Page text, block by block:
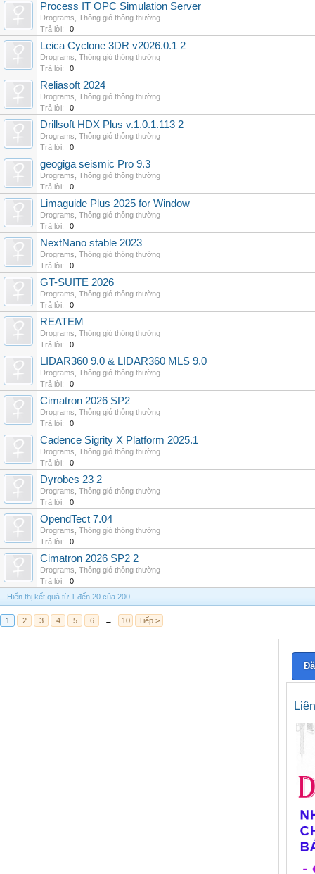
Process IT OPC Simulation Server
Drograms Thông gió thông thường
Trả lời:
0
Leica Cyclone 3DR v2026.0.1 2
Drograms Thông gió thông thường
Trả lời:
0
Reliasoft 2024
Drograms Thông gió thông thường
Trả lời:
0
Drillsoft HDX Plus v.1.0.1.113 2
Drograms Thông gió thông thường
Trả lời:
0
geogiga seismic Pro 9.3
Drograms Thông gió thông thường
Trả lời:
0
Limaguide Plus 2025 for Window
Drograms Thông gió thông thường
Trả lời:
0
NextNano stable 2023
Drograms Thông gió thông thường
Trả lời:
0
GT-SUITE 2026
Drograms Thông gió thông thường
Trả lời:
0
REATEM
Drograms Thông gió thông thường
Trả lời:
0
LIDAR360 9.0 & LIDAR360 MLS 9.0
Drograms Thông gió thông thường
Trả lời:
0
Cimatron 2026 SP2
Drograms Thông gió thông thường
Trả lời:
0
Cadence Sigrity X Platform 2025.1
Drograms Thông gió thông thường
Trả lời:
0
Dyrobes 23 2
Drograms Thông gió thông thường
Trả lời:
0
OpendTect 7.04
Drograms Thông gió thông thường
Trả lời:
0
Cimatron 2026 SP2 2
Drograms Thông gió thông thường
Trả lời:
0
Hiển thị kết quả từ 1 đến 20 của 200
1 2 3 4 5 6 → 10 Tiếp >